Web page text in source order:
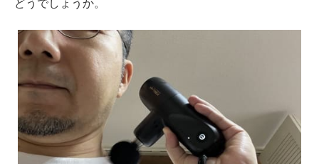
どうでしょうか。